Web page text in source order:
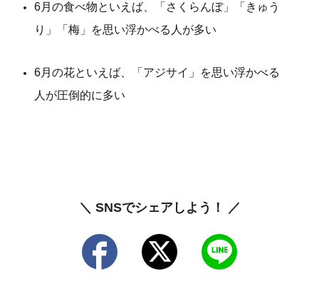
6月の食べ物といえば、「さくらんぼ」「きゅう
り」「梅」を思い浮かべる人が多い
6月の花といえば、「アジサイ」を思い浮かべる
人が圧倒的に多い
＼ SNSでシェアしよう！ ／